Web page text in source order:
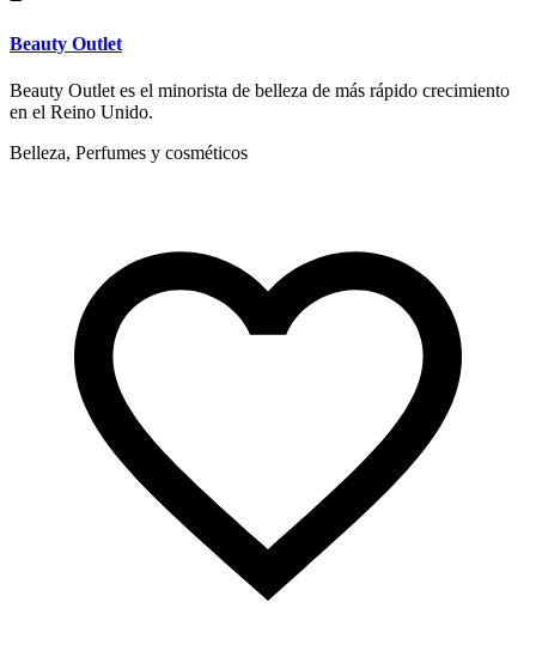
Beauty Outlet
Beauty Outlet es el minorista de belleza de más rápido crecimiento
en el Reino Unido.
Belleza, Perfumes y cosméticos